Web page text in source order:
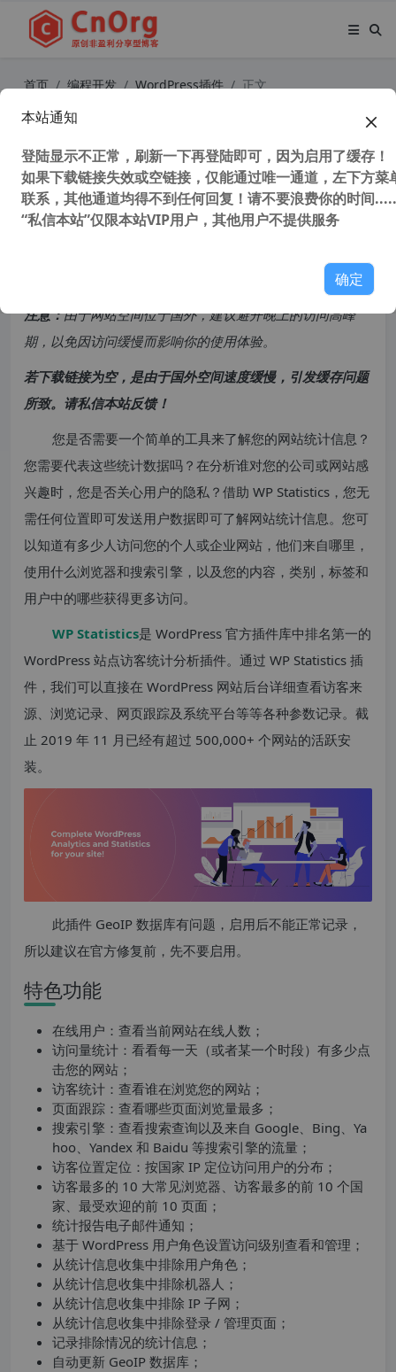
首页 编程开发 WordPress插件 正文
强大的 WordPress 统计分析插件 W
P Statistics 中文版(更新到 v13.1.1)
54,422 次浏览次阅读
注意：由于网站空间位于国外，建议避开晚上的访问高峰
期，以免因访问缓慢而影响你的使用体验。
若下载链接为空，是由于国外空间速度缓慢，引发缓存问题
所致。请私信本站反馈！
您是否需要一个简单的工具来了解您的网站统计信息？
您需要代表这些统计数据吗？在分析谁对您的公司或网站感
兴趣时，您是否关心用户的隐私？借助 WP Statistics，您无
需任何位置即可发送用户数据即可了解网站统计信息。您可
以知道有多少人访问您的个人或企业网站，他们来自哪里，
使用什么浏览器和搜索引擎，以及您的内容，类别，标签和
用户中的哪些获得更多访问。
WP Statistics是 WordPress 官方插件库中排名第一的
WordPress 站点访客统计分析插件。通过 WP Statistics 插
件，我们可以直接在 WordPress 网站后台详细查看访客来
源、浏览记录、网页跟踪及系统平台等等各种参数记录。截
止 2019 年 11 月已经有超过 500,000+ 个网站的活跃安
装。
此插件 GeoIP 数据库有问题，启用后不能正常记录，
所以建议在官方修复前，先不要启用。
特色功能
在线用户：查看当前网站在线人数；
访问量统计：看看每一天（或者某一个时段）有多少点
击您的网站；
访客统计：查看谁在浏览您的网站；
页面跟踪：查看哪些页面浏览量最多；
搜索引擎：查看搜索查询以及来自 Google、Bing、Ya
hoo、Yandex 和 Baidu 等搜索引擎的流量；
访客位置定位：按国家 IP 定位访问用户的分布；
访客最多的 10 大常见浏览器、访客最多的前 10 个国
家、最受欢迎的前 10 页面；
统计报告电子邮件通知；
基于 WordPress 用户角色设置访问级别查看和管理；
从统计信息收集中排除用户角色；
从统计信息收集中排除机器人；
从统计信息收集中排除 IP 子网；
从统计信息收集中排除登录 / 管理页面；
记录排除情况的统计信息；
自动更新 GeoIP 数据库；
本站通知
登陆显示不正常，刷新一下再登陆即可，因为启用了缓存！
如果下载链接失效或空链接，仅能通过唯一通道，左下方菜
联系，其他通道均得不到任何回复！请不要浪费你的时间
“私信本站”仅限本站VIP用户，其他用户不提供服务
确定